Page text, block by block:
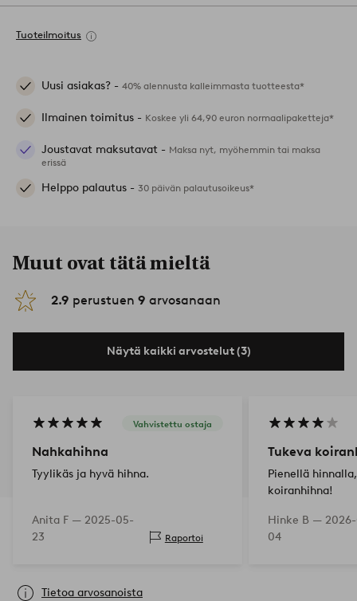
Tuoteilmoitus
Uusi asiakas? - 40% alennusta kalleimmasta tuotteesta*
Ilmainen toimitus - Koskee yli 64,90 euron normaalipaketteja*
Joustavat maksutavat - Maksa nyt, myöhemmin tai maksa
erissä
Helppo palautus - 30 päivän palautusoikeus*
Muut ovat tätä mieltä
2.9 perustuen 9 arvosanaan
Näytä kaikki arvostelut (3)
Vahvistettu ostaja
Nahkahihna
Tyylikäs ja hyvä hihna.
Anita F — 2025-05-
23
Raportoi
Tukeva
Pienellä
koiranhihna!
Hinke B —
04
Tietoa arvosanoista